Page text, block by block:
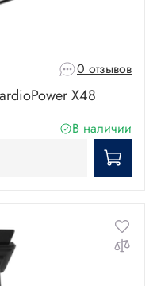
0 отзывов
X48
В наличии